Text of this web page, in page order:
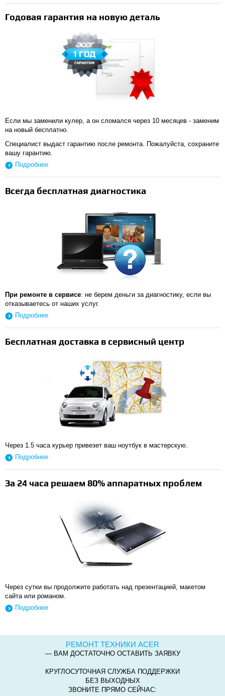
Годовая гарантия на новую деталь
Если мы заменили кулер, а он сломался через 10 месяцев - заменим
на новый бесплатно.
Специалист выдаст гарантию после ремонта. Пожалуйста, сохраните
вашу гарантию.
Подробнее
Всегда бесплатная диагностика
При ремонте в сервисе: не берем деньги за диагностику, если вы
отказываетесь от наших услуг.
Подробнее
Бесплатная доставка в сервисный центр
Через 1.5 часа курьер привезет ваш ноутбук в мастерскую.
Подробнее
За 24 часа решаем 80% аппаратных проблем
Через сутки вы продолжите работать над презентацией, макетом
сайта или романом.
Подробнее
РЕМОНТ ТЕХНИКИ ACER
— ВАМ ДОСТАТОЧНО ОСТАВИТЬ ЗАЯВКУ
КРУГЛОСУТОЧНАЯ СЛУЖБА ПОДДЕРЖКИ
БЕЗ ВЫХОДНЫХ
ЗВОНИТЕ ПРЯМО СЕЙЧАС: